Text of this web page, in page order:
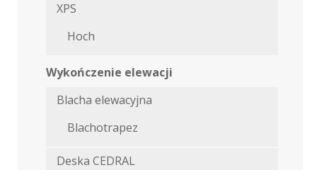
XPS
Hoch
Wykończenie elewacji
Blacha elewacyjna
Blachotrapez
Deska CEDRAL